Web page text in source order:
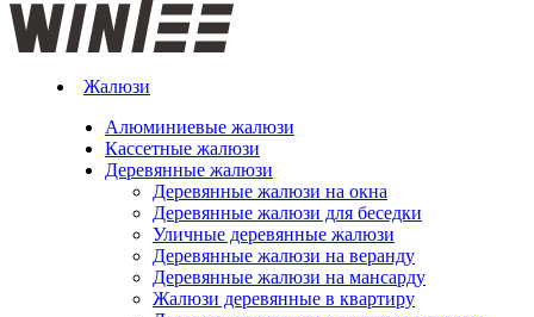
Жалюзи
Алюминиевые жалюзи
Кассетные жалюзи
Деревянные жалюзи
Деревянные жалюзи на окна
Деревянные жалюзи для беседки
Уличные деревянные жалюзи
Деревянные жалюзи на веранду
Деревянные жалюзи на мансарду
Жалюзи деревянные в квартиру